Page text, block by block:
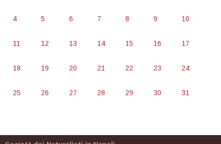
4 5 6 7 8 9 10
11 12 13 14 15 16 17
18 19 20 21 22 23 24
25 26 27 28 29 30 31